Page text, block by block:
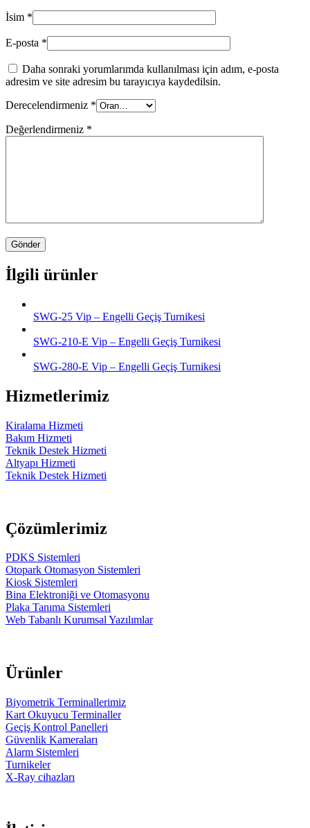
İsim *
E-posta *
Daha sonraki yorumlarımda kullanılması için adım, e-posta
adresim ve site adresim bu tarayıcıya kaydedilsin.
Derecelendirmeniz *
Değerlendirmeniz *
İlgili ürünler
SWG-25 Vip – Engelli Geçiş Turnikesi
SWG-210-E Vip – Engelli Geçiş Turnikesi
SWG-280-E Vip – Engelli Geçiş Turnikesi
Hizmetlerimiz
Kiralama Hizmeti
Bakım Hizmeti
Teknik Destek Hizmeti
Altyapı Hizmeti
Teknik Destek Hizmeti
Çözümlerimiz
PDKS Sistemleri
Otopark Otomasyon Sistemleri
Kiosk Sistemleri
Bina Elektroniği ve Otomasyonu
Plaka Tanıma Sistemleri
Web Tabanlı Kurumsal Yazılımlar
Ürünler
Biyometrik Terminallerimiz
Kart Okuyucu Terminaller
Geçiş Kontrol Panelleri
Güvenlik Kameraları
Alarm Sistemleri
Turnikeler
X-Ray cihazları